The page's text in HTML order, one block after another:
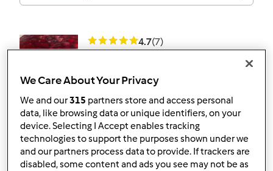
4.7(7)
truskawkami i
galaretką
przez Gość
10 9 Łatwy 12 4h 30min
We Care About Your Privacy
We and our315 partners store and access personal
data, like browsing data or unique identifiers, on your
device. Selecting I Accept enables tracking
technologies to support the purposes shown under we
and our partners process data to provide. If trackers are
disabled, some content and ads you see may not be as